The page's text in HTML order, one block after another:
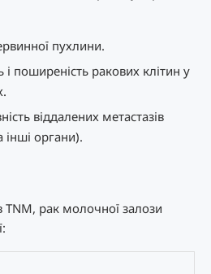
пухлини.
і поширеність ракових клітин у
віддалених метастазів
органи).
TNM, рак молочної залози